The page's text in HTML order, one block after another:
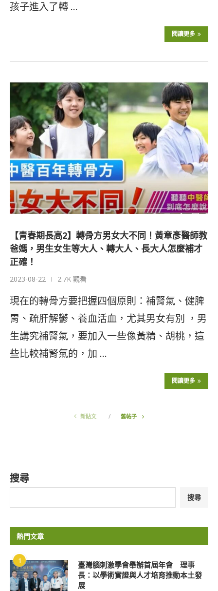
孩子進入了轉 …
閱讀更多
【青春期長高2】轉骨方男女大不同！黃章彥醫師教
爸媽，男生女生等大人、轉大人、長大人怎麼補才
正確！
2023-08-22 2.7K 觀看
現在的轉骨方要把握四個原則：補腎氣、健脾
胃、疏肝解鬱、養血活血，尤其男女有別 ，男
生講究補腎氣，要加入一些像黃精、胡桃，這
些比較補腎氣的，加 …
閱讀更多
新貼文 舊帖子
搜尋
搜尋
熱門文章
1
臺灣腦刺激學會舉辦首屆年會 理事
長：以學術實證與人才培育推動本土發
展